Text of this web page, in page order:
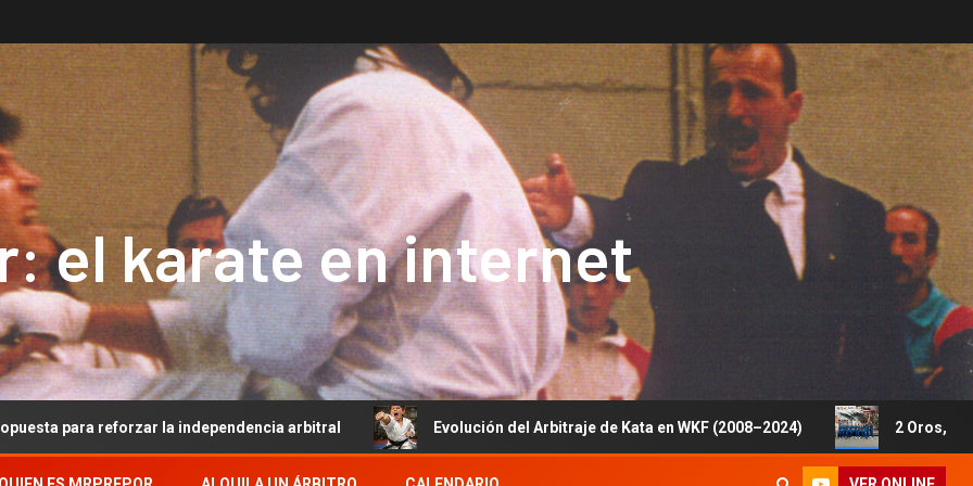
el karate en internet
la independencia arbitral Evolución del Arbitraje de Kata en WKF (2008–2024) 2 Oros, 1 Plata y 5